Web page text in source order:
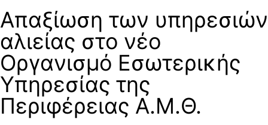
Απαξίωση των υπηρεσιών
αλιείας στο νέο
Οργανισμό Εσωτερικής
Υπηρεσίας της
Περιφέρειας Α.Μ.Θ.